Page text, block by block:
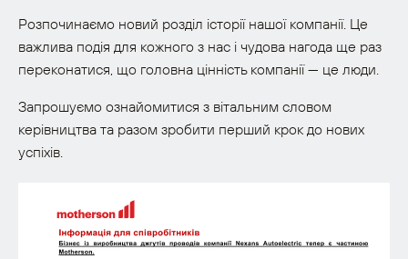
Розпочинаємо новий розділ історії нашої компанії. Це
важлива подія для кожного з нас і чудова нагода ще раз
переконатися, що головна цінність компанії — це люди.
Запрошуємо ознайомитися з вітальним словом
керівництва та разом зробити перший крок до нових
успіхів.